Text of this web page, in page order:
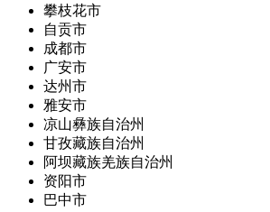
攀枝花市
自贡市
成都市
广安市
达州市
雅安市
凉山彝族自治州
甘孜藏族自治州
阿坝藏族羌族自治州
资阳市
巴中市